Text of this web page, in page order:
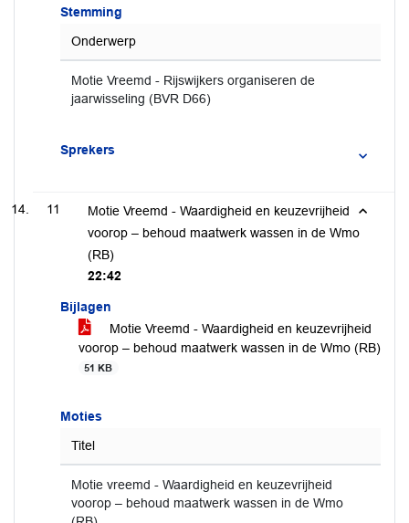
Stemming
Onderwerp
Motie Vreemd - Rijswijkers organiseren de
jaarwisseling (BVR D66)
Sprekers
11
Motie Vreemd - Waardigheid en keuzevrijheid
voorop – behoud maatwerk wassen in de Wmo
(RB)
22:42
Bijlagen
Motie Vreemd - Waardigheid en keuzevrijheid
voorop – behoud maatwerk wassen in de Wmo (RB)
51 KB
Moties
Titel
Motie vreemd - Waardigheid en keuzevrijheid
voorop – behoud maatwerk wassen in de Wmo